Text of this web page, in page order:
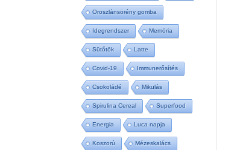
Oroszlánsörény gomba
Idegrendszer Memória
Sütőtök Latte
Covid-19 Immunerősítés
Csokoládé Mikulás
Spirulina Cereal Superfood
Energia Luca napja
Koszorú Mézeskalács